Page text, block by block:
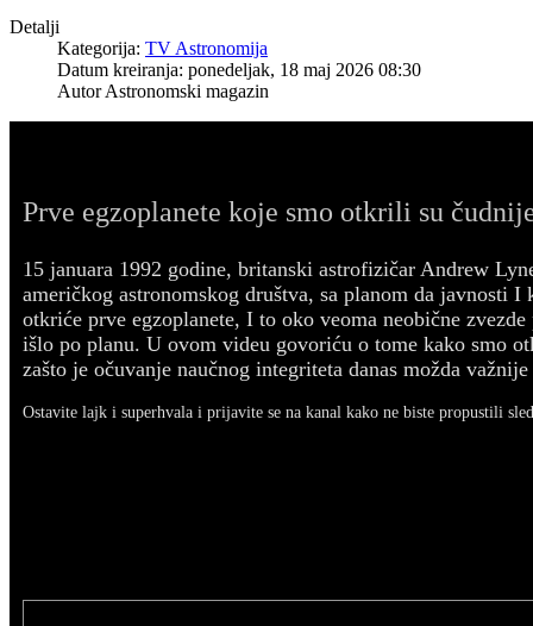
Detalji
Kategorija: TV Astronomija
Datum kreiranja: ponedeljak, 18 maj 2026 08:30
AutorAstronomski magazin
Prve egzoplanete koje smo otkrili su
15 januara 1992 godine, britanski astrofizičar Andrew
američkog astronomskog društva, sa planom da javnosti I
otkriće prve egzoplanete, I to oko veoma neobične
išlo po planu. U ovom videu govoriću o tome kako smo
zašto je očuvanje naučnog integriteta danas možda
Ostavite lajk i superhvala i prijavite se na kanal kako ne biste propustili